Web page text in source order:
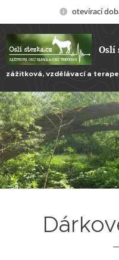
otevírací
Oslí
zážitková, vzdělávací a